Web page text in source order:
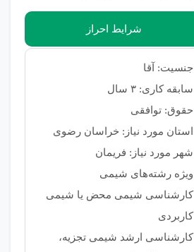
شرایط احراز
جنسیت: آقا
سابقه کاری: ۳ سال
حقوق: توافقی
استان مورد نیاز: خراسان رضوی
شهر مورد نیاز: فریمان
ویژه رشته‌های شیمی
کارشناسی شیمی محض یا شیمی
کاربردی
کارشناسی ارشد شیمی تجزیه،